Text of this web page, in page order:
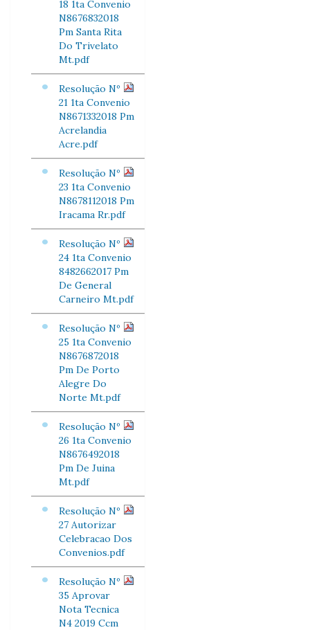
18 1ta Convenio
N8676832018
Pm Santa Rita
Do Trivelato
Mt.pdf
Resolução Nº
21 1ta Convenio
N8671332018 Pm
Acrelandia
Acre.pdf
Resolução Nº
23 1ta Convenio
N8678112018 Pm
Iracama Rr.pdf
Resolução Nº
24 1ta Convenio
8482662017 Pm
De General
Carneiro Mt.pdf
Resolução Nº
25 1ta Convenio
N8676872018
Pm De Porto
Alegre Do
Norte Mt.pdf
Resolução Nº
26 1ta Convenio
N8676492018
Pm De Juina
Mt.pdf
Resolução Nº
27 Autorizar
Celebracao Dos
Convenios.pdf
Resolução Nº
35 Aprovar
Nota Tecnica
N4 2019 Ccm